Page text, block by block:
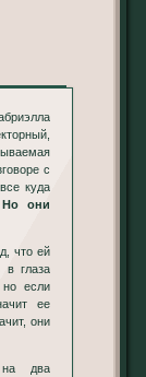
с
куда
Но они
в глаза
если
ее
они